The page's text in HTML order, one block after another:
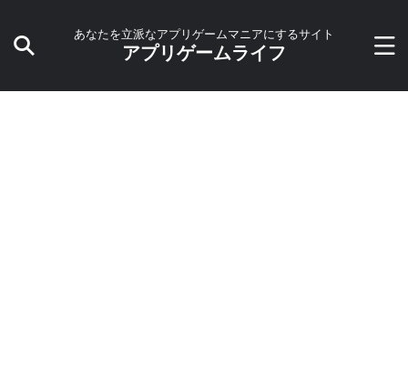
あなたを立派なアプリゲームマニアにするサイト
アプリゲームライフ